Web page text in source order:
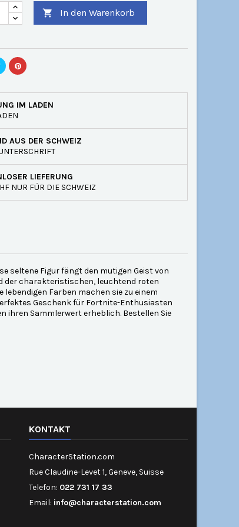
 In den Warenkorb
IM LADEN
AUS DER SCHWEIZ
LIEFERUNG
NUR FÜR DIE SCHWEIZ
seltene Figur fängt den mutigen Geist von
der charakteristischen, leuchtend roten
Farben machen sie zu einem
Geschenk für Fortnite-Enthusiasten
ihren Sammlerwert erheblich. Bestellen Sie
KONTAKT
CharacterStation.com
Rue Claudine-Levet 1, Geneve, Suisse
Telefon: 022 731 17 33
Email: info@characterstation.com